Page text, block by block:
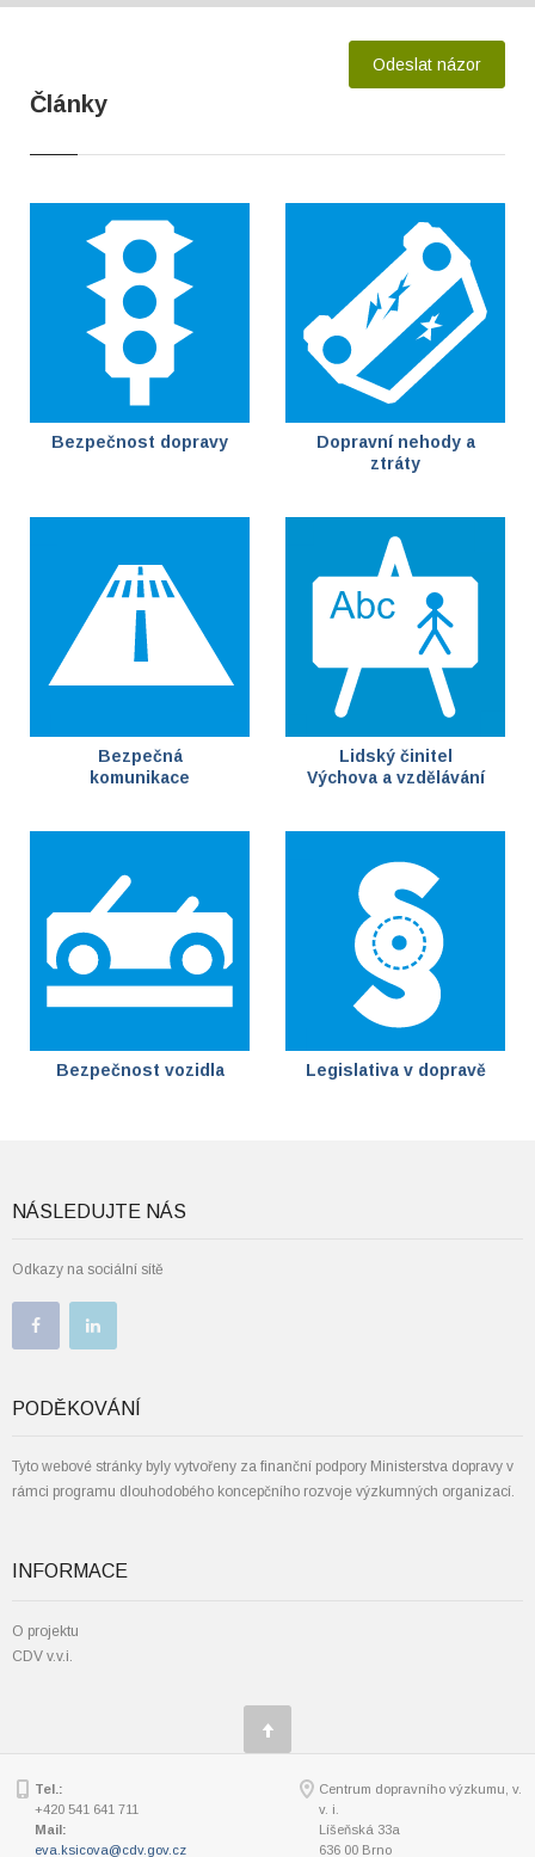
Články
Bezpečnost dopravy
Dopravní nehody a
ztráty
Bezpečná
komunikace
Lidský činitel
Výchova a vzdělávání
Bezpečnost vozidla Legislativa v dopravě
NÁSLEDUJTE NÁS
Odkazy na sociální sítě
PODĚKOVÁNÍ
Tyto webové stránky byly vytvořeny za finanční podpory Ministerstva dopravy v
rámci programu dlouhodobého koncepčního rozvoje výzkumných organizací.
INFORMACE
O projektu
CDV v.v.i.
Tel.:
+420 541 641 711
Mail:
eva.ksicova@cdv.gov.cz
Centrum dopravního výzkumu, v.
v. i.
Líšeňská 33a
636 00 Brno